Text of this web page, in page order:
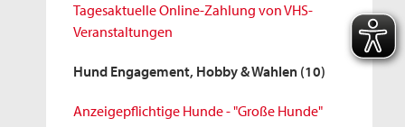
Tagesaktuelle Online-Zahlung von VHS-
Veranstaltungen
Hund Engagement, Hobby & Wahlen (10)
Anzeigepflichtige Hunde - "Große Hunde"